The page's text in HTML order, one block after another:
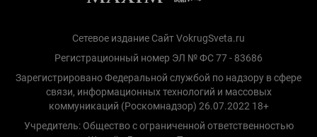
Сетевое издание Сайт VokrugSveta.ru
Регистрационный номер ЭЛ № ФС 77 - 83686
Зарегистрировано Федеральной службой по надзору в сфере
связи, информационных технологий и массовых
коммуникаций (Роскомнадзор) 26.07.2022 18+
Учредитель: Общество с ограниченной ответственностью